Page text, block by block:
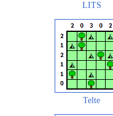
LITS
Telte